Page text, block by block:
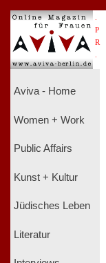
P
R
Aviva - Home
Women + Work
Public Affairs
Kunst + Kultur
Jüdisches Leben
Literatur